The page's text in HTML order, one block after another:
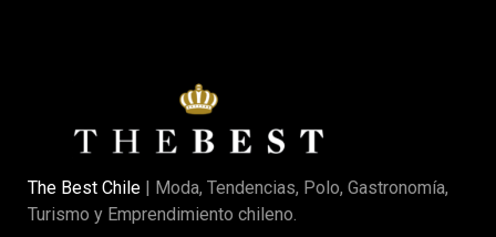
The Best Chile | Moda, Tendencias, Polo, Gastronomía,
Turismo y Emprendimiento chileno.